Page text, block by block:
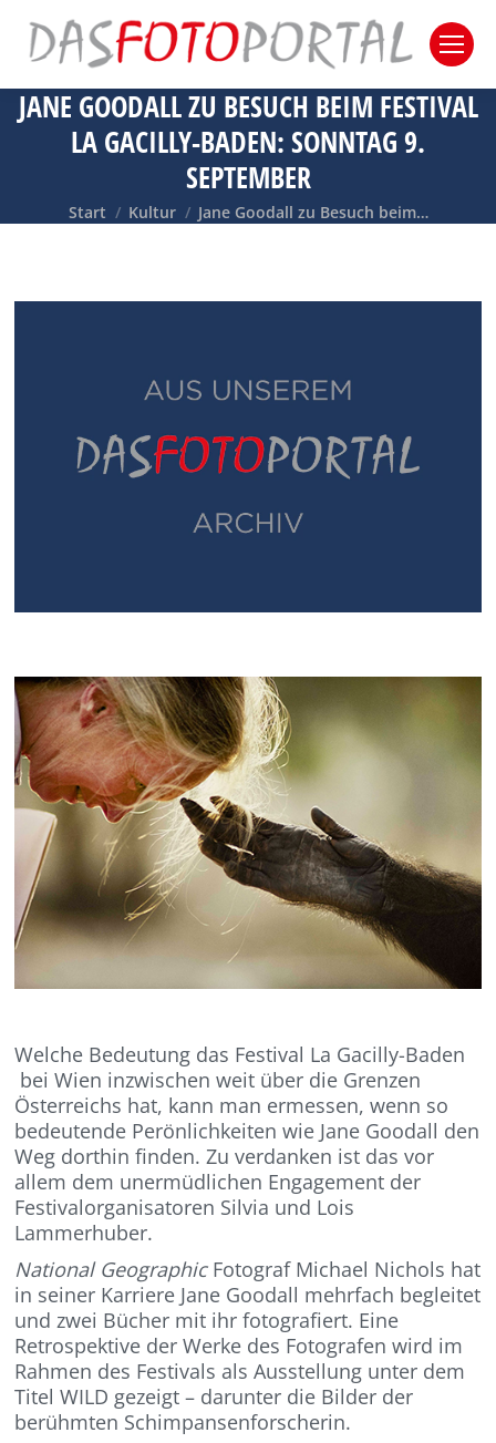
JANE GOODALL ZU BESUCH BEIM FESTIVAL
LA GACILLY-BADEN: SONNTAG 9.
SEPTEMBER
Sie befinden sich hier:
Start Kultur Jane Goodall zu Besuch beim…
Welche Bedeutung das Festival La Gacilly-Baden
bei Wien inzwischen weit über die Grenzen
Österreichs hat, kann man ermessen, wenn so
bedeutende Perönlichkeiten wie Jane Goodall den
Weg dorthin finden. Zu verdanken ist das vor
allem dem unermüdlichen Engagement der
Festivalorganisatoren Silvia und Lois
Lammerhuber.
National GeographicFotograf Michael Nichols hat
in seiner Karriere Jane Goodall mehrfach begleitet
und zwei Bücher mit ihr fotografiert. Eine
Retrospektive der Werke des Fotografen wird im
Rahmen des Festivals als Ausstellung unter dem
Titel WILD gezeigt – darunter die Bilder der
berühmten Schimpansen­forscherin.